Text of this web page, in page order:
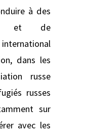
à des
et de
dans les
russe
russes
sur
avec les